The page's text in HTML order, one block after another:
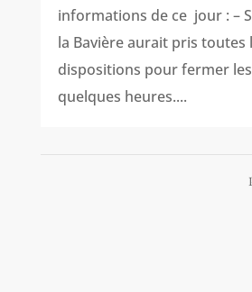
informations de ce jour : –
la Bavière aurait pris toutes
dispositions pour fermer
quelques heures....